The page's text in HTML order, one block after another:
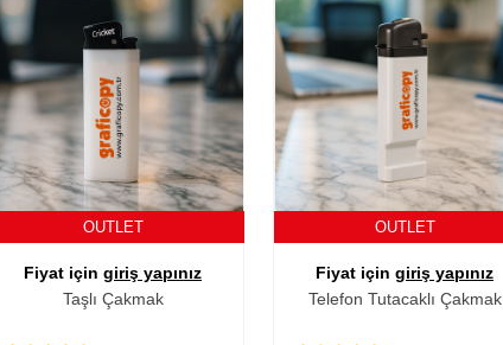
OUTLET
Fiyat için giriş yapınız
Taşlı Çakmak
OUTLET
Fiyat için giriş yapınız
Telefon Tutacaklı Çakmak